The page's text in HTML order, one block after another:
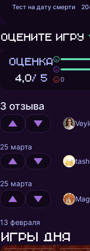
Тест на дату смерти
Оцените игру
ОЦЕНКА
4,0/ 5
0
3 отзыва
25 марта
25 марта
13 февраля
Игры дня